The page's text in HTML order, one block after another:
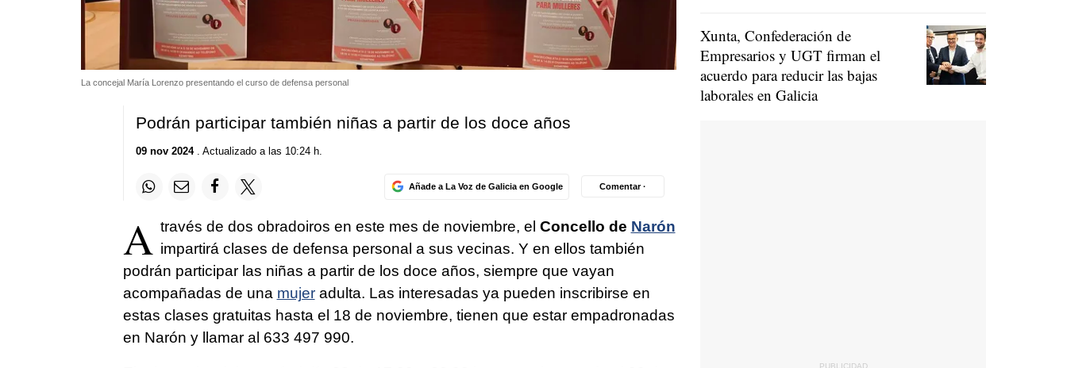
La concejal María Lorenzo presentando el curso de defensa personal
Podrán participar también niñas a partir de los doce años
09 nov 2024. Actualizado a las 10:24 h.
Añade a La Voz de Galicia en Google Comentar ·
A través de dos obradoiros en este mes de noviembre, el Concello de Narón
impartirá clases de defensa personal a sus vecinas. Y en ellos también
podrán participar las niñas a partir de los doce años, siempre que vayan
acompañadas de una mujeradulta. Las interesadas ya pueden inscribirse en
estas clases gratuitas hasta el 18 de noviembre, tienen que estar empadronadas
en Narón y llamar al 633 497 990.
Xunta, Confederación de
Empresarios y UGT firman el
acuerdo para reducir las bajas
laborales en Galicia